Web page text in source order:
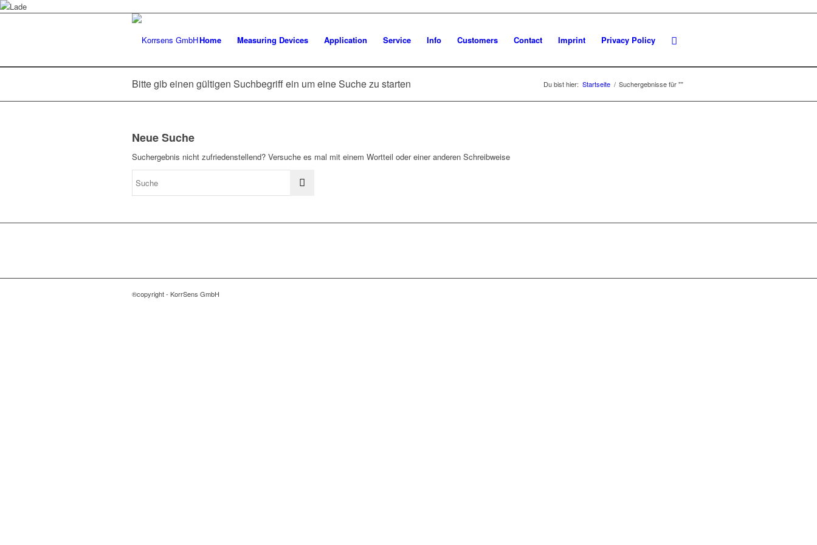
Home Measuring Devices Application Service Info Customers Contact Imprint Privacy Policy
Bitte gib einen gültigen Suchbegriff ein um eine Suche zu starten Du bist hier: Startseite / Suchergebnisse für ""
Neue Suche
Suchergebnis nicht zufriedenstellend? Versuche es mal mit einem Wortteil oder einer anderen Schreibweise
®copyright - KorrSens GmbH